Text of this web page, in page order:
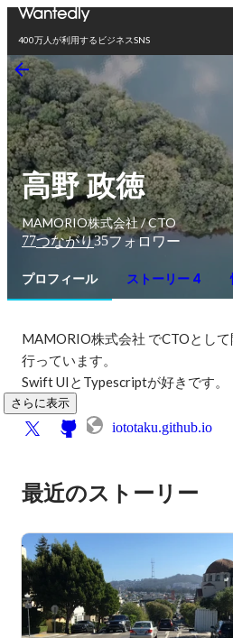
400万人が利用するビジネスSNS
高野 政徳
MAMORIO株式会社 / CTO
77つながり35フォロワー
プロフィール ストーリー 4
MAMORIO株式会社 でCTOとし
行っています。
Swift UIとTypescriptが好きです。
さらに表示
iototaku.github.io
最近のストーリー